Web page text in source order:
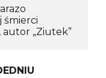
śmierci
autor „Ziutek”